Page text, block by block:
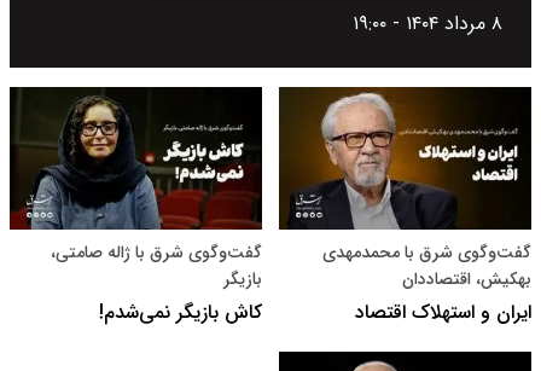
۸ مرداد ۱۴۰۴ - ۱۹:۰۰
گفت‌و‌گوی شرق با محمدمهدی
بهکیش، اقتصاددان
ایران و استهلاک اقتصاد
گفت‌وگوی شرق با ژاله صامتی،
بازیگر
کاش بازیگر نمی‌شدم!